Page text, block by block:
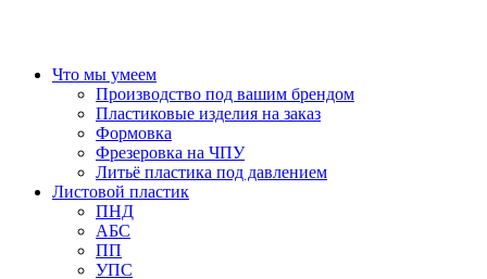
Что мы умеем
Производство под вашим брендом
Пластиковые изделия на заказ
Формовка
Фрезеровка на ЧПУ
Литьё пластика под давлением
Листовой пластик
ПНД
АБС
ПП
УПС